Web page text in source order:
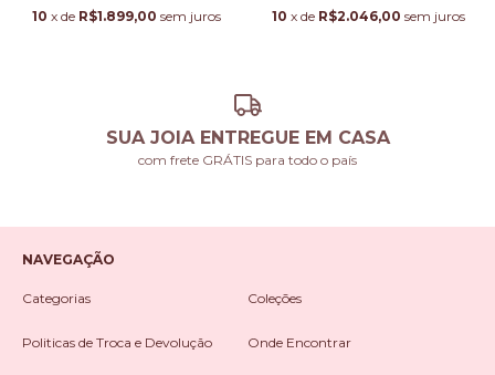
10 x de R$1.899,00 sem juros 10 x de R$2.046,00 sem juros
SUA JOIA ENTREGUE EM CASA
com frete GRÁTIS para todo o país
NAVEGAÇÃO
Categorias Coleções
Politicas de Troca e Devolução Onde Encontrar